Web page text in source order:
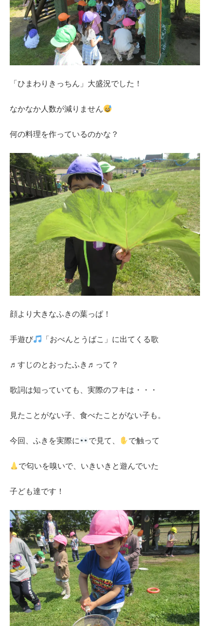
「ひまわりきっちん」大盛況でした！
なかなか人数が減りません
何の料理を作っているのかな？
顔より大きなふきの葉っぱ！
手遊び 「おべんとうばこ」に出てくる歌
♬すじのとおったふき♬って？
歌詞は知っていても、実際のフキは・・・
見たことがない子、食べたことがない子も。
今回、ふきを実際に で見て、 で触って
で匂いを嗅いで、いきいきと遊んでいた
子ども達です！